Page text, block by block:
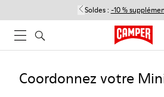
Soldes : -10 %
Coordonnez votre